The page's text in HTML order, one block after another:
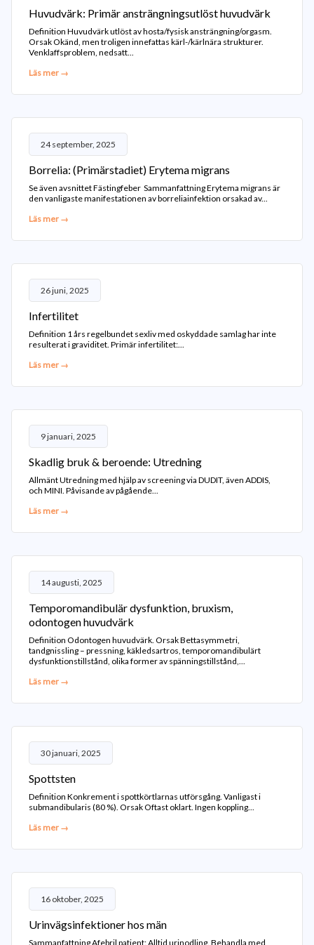
Huvudvärk: Primär ansträngningsutlöst huvudvärk
Definition Huvudvärk utlöst av hosta/fysisk ansträngning/orgasm.
Orsak Okänd, men troligen innefattas kärl-/kärlnära strukturer.
Venklaffsproblem, nedsatt...
Läs mer →
24 september, 2025
Borrelia: (Primärstadiet) Erytema migrans
Se även avsnittet Fästingfeber Sammanfattning Erytema migrans är
den vanligaste manifestationen av borreliainfektion orsakad av...
Läs mer →
26 juni, 2025
Infertilitet
Definition 1 års regelbundet sexliv med oskyddade samlag har inte
resulterat i graviditet. Primär infertilitet:...
Läs mer →
9 januari, 2025
Skadlig bruk & beroende: Utredning
Allmänt Utredning med hjälp av screening via DUDIT, även ADDIS,
och MINI. Påvisande av pågående...
Läs mer →
14 augusti, 2025
Temporomandibulär dysfunktion, bruxism,
odontogen huvudvärk
Definition Odontogen huvudvärk. Orsak Bettasymmetri,
tandgnissling – pressning, käkledsartros, temporomandibulärt
dysfunktionstillstånd, olika former av spänningstillstånd,...
Läs mer →
30 januari, 2025
Spottsten
Definition Konkrement i spottkörtlarnas utförsgång. Vanligast i
submandibularis (80 %). Orsak Oftast oklart. Ingen koppling...
Läs mer →
16 oktober, 2025
Urinvägsinfektioner hos män
Sammanfattning Afebril patient: Alltid urinodling. Behandla med